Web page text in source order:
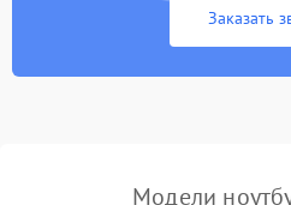
неисправности кулера
пропадание диска
Заказать
Модели